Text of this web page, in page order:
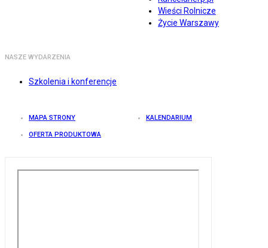
Wieści Rolnicze
Życie Warszawy
NASZE WYDARZENIA
Szkolenia i konferencje
MAPA STRONY KALENDARIUM
OFERTA PRODUKTOWA